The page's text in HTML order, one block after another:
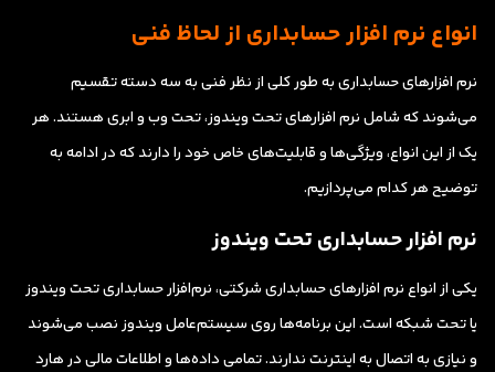
انواع نرم افزار حسابداری از لحاظ فنی
نرم افزارهای حسابداری به طور کلی از نظر فنی به سه دسته تقسیم
می‌شوند که شامل نرم افزارهای تحت ویندوز، تحت وب و ابری هستند. هر
یک از این انواع، ویژگی‌ها و قابلیت‌های خاص خود را دارند که در ادامه به
توضیح هر کدام می‌پردازیم.
نرم افزار حسابداری تحت ویندوز
یکی از انواع نرم افزارهای حسابداری شرکتی، نرم‌افزار حسابداری تحت ویندوز
یا تحت شبکه است. این برنامه‌ها روی سیستم‌عامل ویندوز نصب می‌شوند
و نیازی به اتصال به اینترنت ندارند. تمامی داده‌ها و اطلاعات مالی در هارد